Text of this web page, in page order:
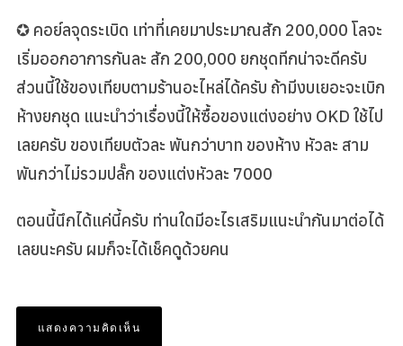
✪ คอย์ลจุดระเบิด เท่าที่เคยมาประมาณสัก 200,000 โลจะ
เริ่มออกอาการกันละ สัก 200,000 ยกชุดทีกน่าจะดีครับ
ส่วนนี้ใช้ของเทียบตามร้านอะไหล่ได้ครับ ถ้ามีงบเยอะจะเบิก
ห้างยกชุด แนะนำว่าเรื่องนี้ให้ซื้อของแต่งอย่าง OKD ใช้ไป
เลยครับ ของเทียบตัวละ พันกว่าบาท ของห้าง หัวละ สาม
พันกว่าไม่รวมปลั๊ก ของแต่งหัวละ 7000
ตอนนี้นึกได้แค่นี้ครับ ท่านใดมีอะไรเสริมแนะนำกันมาต่อได้
เลยนะครับ ผมก็จะได้เช็คดูด้วยคน
แสดงความคิดเห็น